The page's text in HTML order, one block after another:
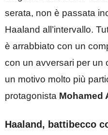
serata, non è passata
Haaland all’intervallo.
è arrabbiato con un
con un avversari per un
un motivo molto più
protagonista Mohamed
Haaland, battibecco